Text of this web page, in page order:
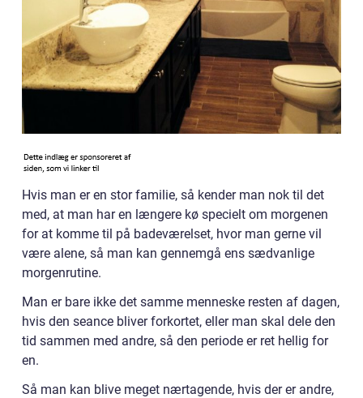
Hvis man er en stor familie, så kender man nok til det
med, at man har en længere kø specielt om morgenen
for at komme til på badeværelset, hvor man gerne vil
være alene, så man kan gennemgå ens sædvanlige
morgenrutine.
Man er bare ikke det samme menneske resten af dagen,
hvis den seance bliver forkortet, eller man skal dele den
tid sammen med andre, så den periode er ret hellig for
en.
Så man kan blive meget nærtagende, hvis der er andre,